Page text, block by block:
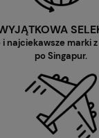
najciekawsze marki
po Singapur.